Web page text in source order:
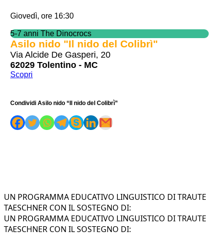
Giovedì, ore 16:30
5-7 anni The Dinocrocs
Asilo nido "Il nido del Colibrì"
Via Alcide De Gasperi, 20
62029 Tolentino - MC
Scopri
Condividi Asilo nido “Il nido del Colibrì”
UN PROGRAMMA EDUCATIVO LINGUISTICO DI TRAUTE
TAESCHNER CON IL SOSTEGNO DI:
UN PROGRAMMA EDUCATIVO LINGUISTICO DI TRAUTE
TAESCHNER CON IL SOSTEGNO DI: